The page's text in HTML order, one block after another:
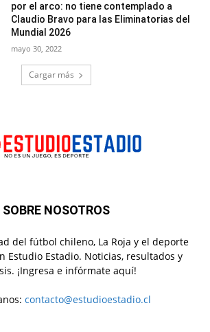
por el arco: no tiene contemplado a
Claudio Bravo para las Eliminatorias del
Mundial 2026
mayo 30, 2022
Cargar más
SOBRE NOSOTROS
del fútbol chileno, La Roja y el deporte
Estudio Estadio. Noticias, resultados y
¡Ingresa e infórmate aquí!
contacto@estudioestadio.cl